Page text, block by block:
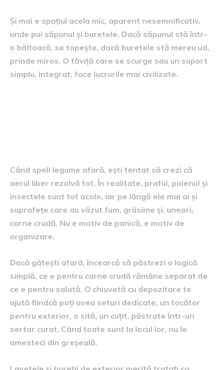
Și mai e spațiul acela mic, aparent nesemnificativ,
unde pui săpunul și buretele. Dacă săpunul stă într-
o băltoacă, se topește, dacă buretele stă mereu ud,
prinde miros. O tăviță care se scurge sau un suport
simplu, integrat, face lucrurile mai civilizate.
Când speli legume afară, ești tentat să crezi că
aerul liber rezolvă tot. În realitate, praful, polenul și
insectele sunt tot acolo, iar pe lângă ele mai ai și
suprafețe care au văzut fum, grăsime și, uneori,
carne crudă. Nu e motiv de panică, e motiv de
organizare.
Dacă gătești afară, încearcă să păstrezi o logică
simplă, ce e pentru carne crudă rămâne separat de
ce e pentru salată. O chiuvetă cu depozitare te
ajută fiindcă poți avea seturi dedicate, un tocător
pentru exterior, o sită, un cuțit, păstrate într-un
sertar curat. Când toate sunt la locul lor, nu le
amesteci din greșeală.